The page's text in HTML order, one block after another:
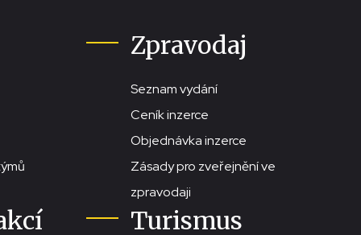
Zpravodaj
Seznam vydání
Ceník inzerce
Objednávka inzerce
Zásady pro zveřejnění ve
zpravodaji
Turismus